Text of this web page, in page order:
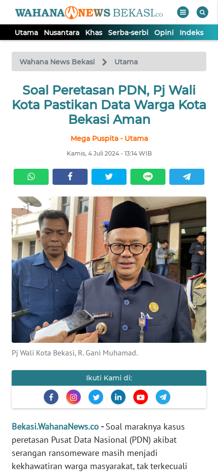
Utama Nusantara Khas Serba-serbi Opini Indeks
Wahana News Bekasi Utama
Soal Peretasan PDN, Pj Wali
Kota Pastikan Data Warga Kota
Bekasi Aman
Mega Puspita - Utama
Kamis, 4 Juli 2024 - 13:14 WIB
Pj Wali Kota Bekasi, R. Gani Muhamad.
Ikuti Kami di:
Bekasi.WahanaNews.co -Soal maraknya kasus
peretasan Pusat Data Nasional (PDN) akibat
serangan ransomeware masih menjadi
kekhawatiran warga masyarakat, tak terkecuali
TV
Tutup
UTAMA
SERBA-
SERBI
OPINI
Informasi
INDEKS
BERITA
KONTAK
KAMI
INFO
IKLAN
PEDOMAN
MEDIA
SIBER